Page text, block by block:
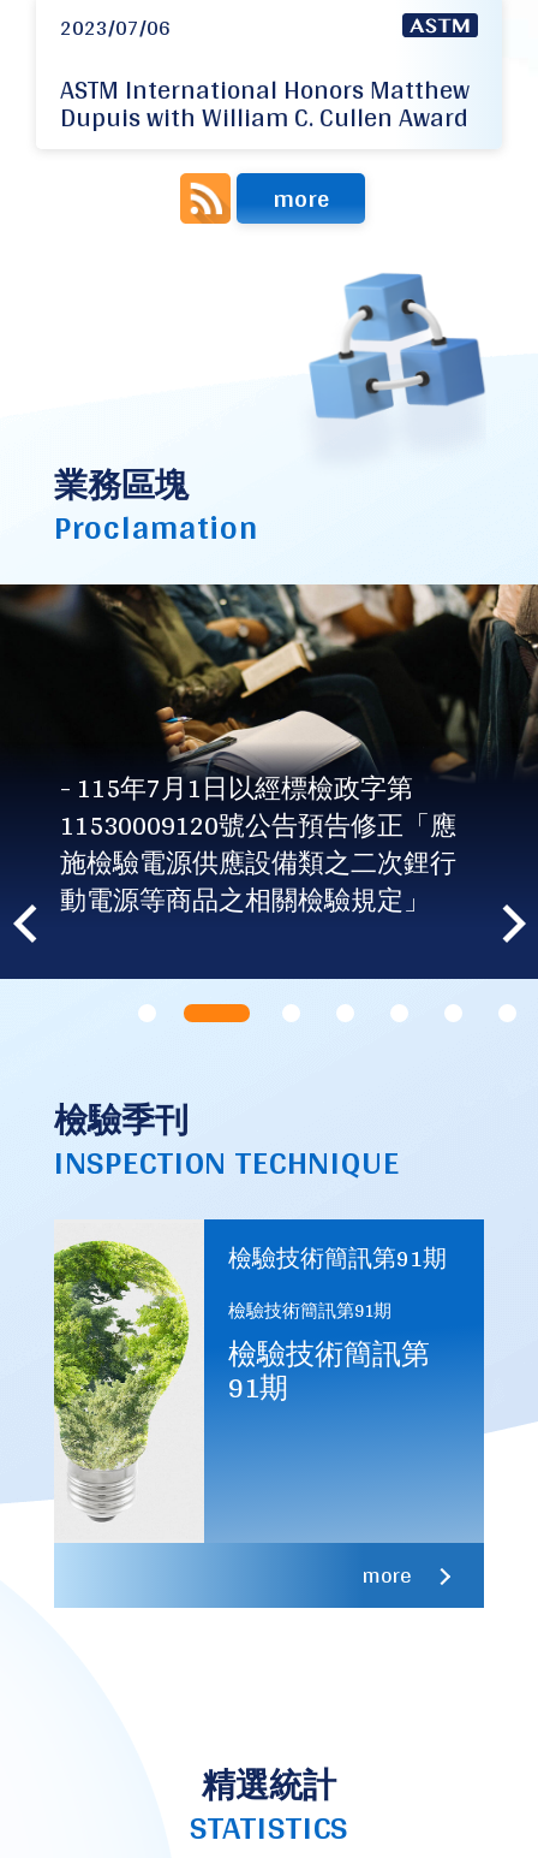
2023/07/06
ASTM International Honors Matthew
Dupuis with William C. Cullen Award
more
業務區塊
Proclamation
- 115年7月1日以經標檢政字第
11530009120號公告預告修正「應
施檢驗電源供應設備類之二次鋰行
動電源等商品之相關檢驗規定」
檢驗季刊
INSPECTION TECHNIQUE
檢驗技術簡訊第91期
檢驗技術簡訊第91期
檢驗技術簡訊第
91期
more
精選統計
STATISTICS